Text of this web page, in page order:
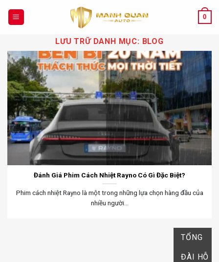
0
LƯU TRỮ DANH MỤC: BLOG
Đánh Giá Phim Cách Nhiệt Rayno Có Gì Đặc Biệt?
Phim cách nhiệt Rayno là một trong những lựa chọn hàng đầu của
nhiều người...
TỔNG
ĐÀI HỖ